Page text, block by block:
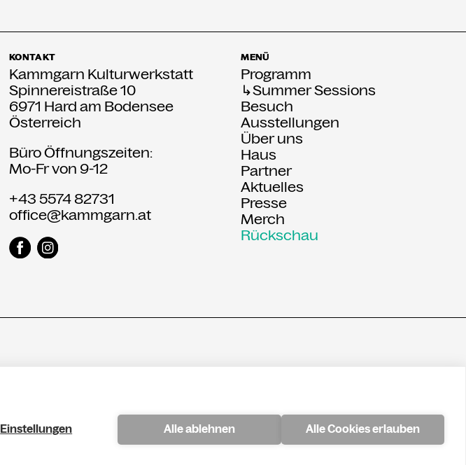
KONTAKT
Kammgarn Kulturwerkstatt
Spinnereistraße 10
6971 Hard am Bodensee
Österreich
Büro Öffnungszeiten:
Mo-Fr von 9-12
+43 5574 82731
office@kammgarn.at
MENÜ
Programm
↳Summer Sessions
Besuch
Ausstellungen
Über uns
Haus
Partner
Aktuelles
Presse
Merch
Rückschau
Einstellungen Alle ablehnen Alle Cookies erlauben